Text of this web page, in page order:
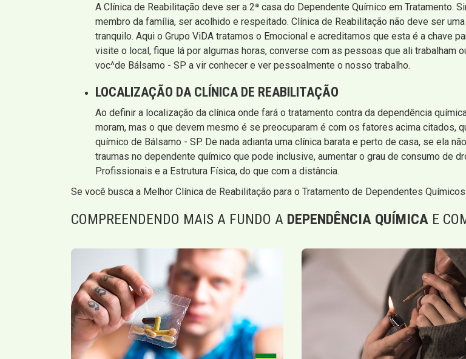
A Clínica de Reabilitação deve ser a 2ª casa do Dependente Químico em Tratamento.
membro da família, ser acolhido e respeitado. Clínica de Reabilitação não deve ser
tranquilo. Aqui o Grupo ViDA tratamos o Emocional e acreditamos que esta é a chave
visite o local, fique lá por algumas horas, converse com as pessoas que ali trabalham
voc^de Bálsamo - SP a vir conhecer e ver pessoalmente o nosso trabalho.
LOCALIZAÇÃO DA CLÍNICA DE REABILITAÇÃO
Ao definir a localização da clínica onde fará o tratamento contra da dependência
moram, mas o que devem mesmo é se preocuparam é com os fatores acima citados,
químico de Bálsamo - SP. De nada adianta uma clínica barata e perto de casa, se ela
traumas no dependente químico que pode inclusive, aumentar o grau de consumo de
Profissionais e a Estrutura Física, do que com a distância.
Se você busca a Melhor Clínica de Reabilitação para o Tratamento de Dependentes
COMPREENDENDO MAIS A FUNDO A DEPENDÊNCIA QUÍMICA E